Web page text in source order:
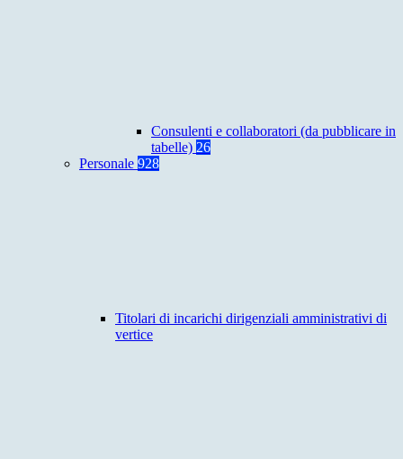
Consulenti e collaboratori (da pubblicare in
tabelle) 26
Personale 928
Titolari di incarichi dirigenziali amministrativi di
vertice